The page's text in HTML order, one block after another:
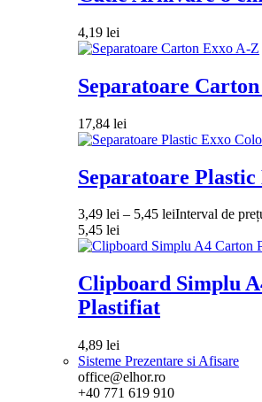
4,19 lei
Separatoare
17,84 lei
Separatoare
3,49 lei – 5,45 leiInterval de
5,45 lei
Clipboard Simplu
Plastifiat
4,89 lei
Sisteme Prezentare si Afisare
office@elhor.ro
+40 771 619 910